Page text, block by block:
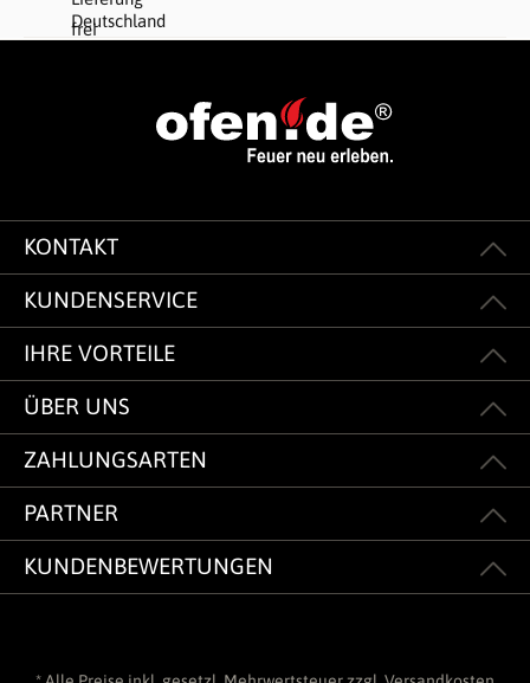
KONTAKT
KUNDENSERVICE
IHRE VORTEILE
ÜBER UNS
ZAHLUNGSARTEN
PARTNER
KUNDENBEWERTUNGEN